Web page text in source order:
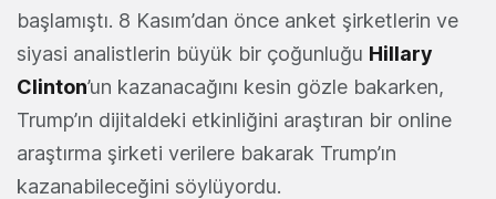
başlamıştı. 8 Kasım’dan önce anket şirketlerin ve
siyasi analistlerin büyük bir çoğunluğu Hillary
Clinton’un kazanacağını kesin gözle bakarken,
Trump’ın dijitaldeki etkinliğini araştıran bir online
araştırma şirketi verilere bakarak Trump’ın
kazanabileceğini söylüyordu.